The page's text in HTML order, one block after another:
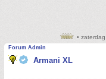
•
Forum Admin
Armani XL